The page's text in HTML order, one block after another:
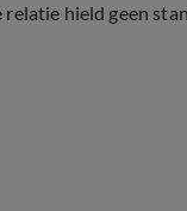
hield geen